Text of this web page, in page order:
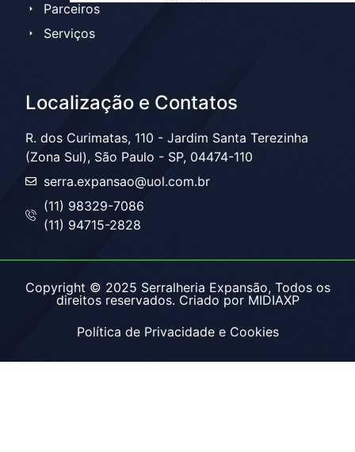
Parceiros
Serviços
Localização e Contatos
R. dos Curimatas, 110 - Jardim Santa Terezinha
(Zona Sul), São Paulo - SP, 04474-110
serra.expansao@uol.com.br
(11) 98329-7086
(11) 94715-2828
Copyright © 2025 Serralheria Expansão, Todos os
direitos reservados. Criado por MIDIAXP
Política de Privacidade e Cookies